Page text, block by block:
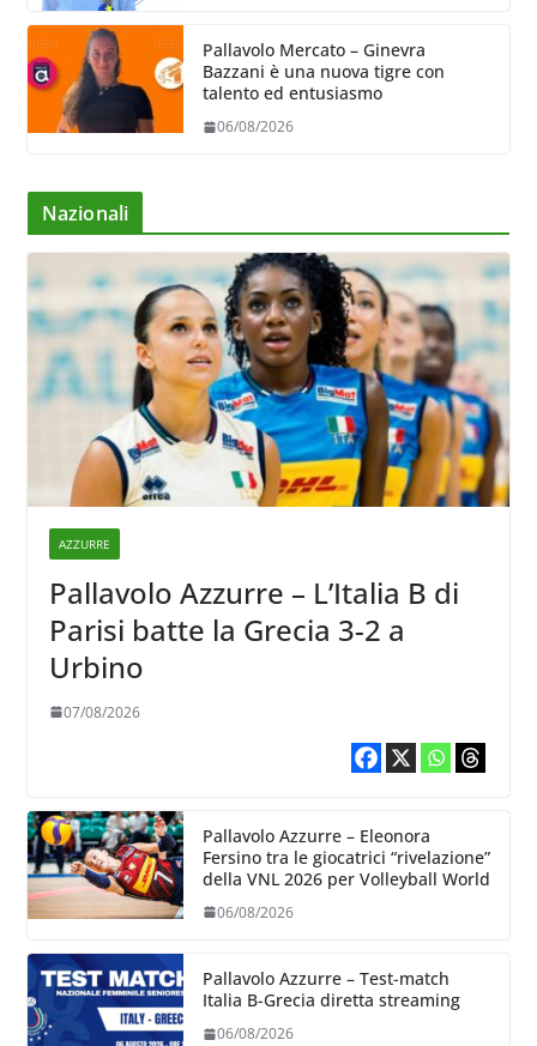
Pallavolo Mercato – Ginevra
Bazzani è una nuova tigre con
talento ed entusiasmo
06/08/2026
Nazionali
AZZURRE
Pallavolo Azzurre – L’Italia B di
Parisi batte la Grecia 3-2 a
Urbino
07/08/2026
Pallavolo Azzurre – Eleonora
Fersino tra le giocatrici “rivelazione”
della VNL 2026 per Volleyball World
06/08/2026
Pallavolo Azzurre – Test-match
Italia B-Grecia diretta streaming
06/08/2026